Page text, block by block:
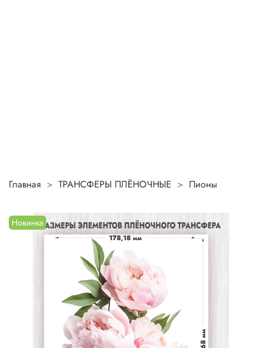
Главная ТРАНСФЕРЫ ПЛЁНОЧНЫЕ Пионы
Новинка